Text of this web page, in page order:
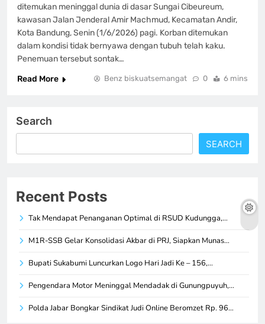
ditemukan meninggal dunia di dasar Sungai Cibeureum,
kawasan Jalan Jenderal Amir Machmud, Kecamatan Andir,
Kota Bandung, Senin (1/6/2026) pagi. Korban ditemukan
dalam kondisi tidak bernyawa dengan tubuh telah kaku.
Penemuan tersebut sontak…
Read More
Benz biskuatsemangat 0 6 mins
Search
SEARCH
Recent Posts
Tak Mendapat Penanganan Optimal di RSUD Kudungga,…
M1R-SSB Gelar Konsolidasi Akbar di PRJ, Siapkan Munas…
Bupati Sukabumi Luncurkan Logo Hari Jadi Ke – 156,…
Pengendara Motor Meninggal Mendadak di Gunungpuyuh,…
Polda Jabar Bongkar Sindikat Judi Online Beromzet Rp. 96…